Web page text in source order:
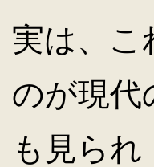
実は、こ
のが現代
も見られ